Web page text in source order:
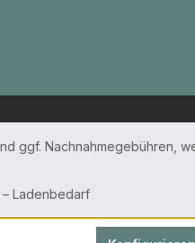
ggf. Nachnahmegebühren,
Ladenbedarf